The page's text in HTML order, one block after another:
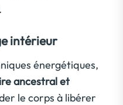
intérieur
énergétiques,
ancestral et
le corps à libérer